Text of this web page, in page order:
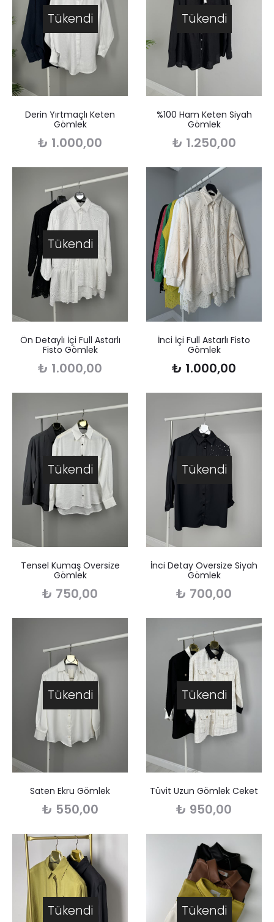
Tükendi
Derin Yırtmaçlı Keten
Gömlek
₺ 1.000,00
Tükendi
%100 Ham Keten Siyah
Gömlek
₺ 1.250,00
Tükendi
Ön Detaylı İçi Full Astarlı
Fisto Gömlek
₺ 1.000,00
İnci İçi Full Astarlı Fisto
Gömlek
₺ 1.000,00
Tükendi
Tensel Kumaş Oversize
Gömlek
₺ 750,00
Tükendi
İnci Detay Oversize Siyah
Gömlek
₺ 700,00
Tükendi
Saten Ekru Gömlek
₺ 550,00
Tükendi
Tüvit Uzun Gömlek Ceket
₺ 950,00
Tükendi Tükendi